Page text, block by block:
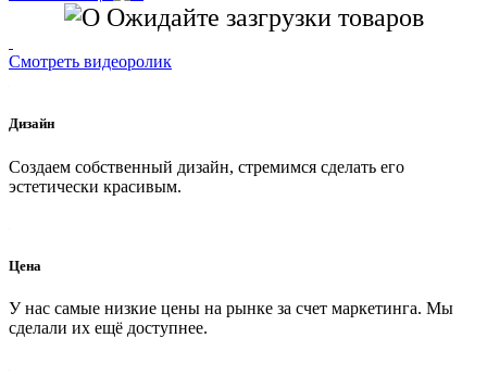
Ожидайте зазгрузки товаров
Смотреть видеоролик
Дизайн
Создаем собственный дизайн, стремимся сделать его
эстетически красивым.
Цена
У нас самые низкие цены на рынке за счет маркетинга. Мы
сделали их ещё доступнее.